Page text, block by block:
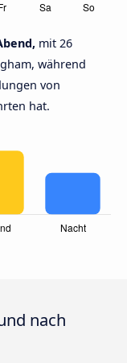
mit 26
während
von
hat.
nach